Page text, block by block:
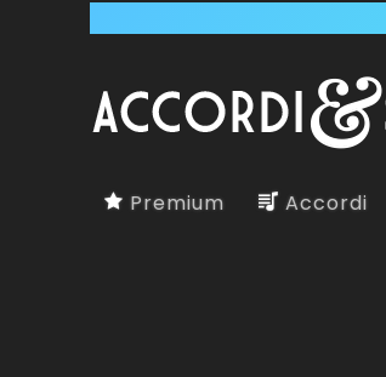
Premium Accordi